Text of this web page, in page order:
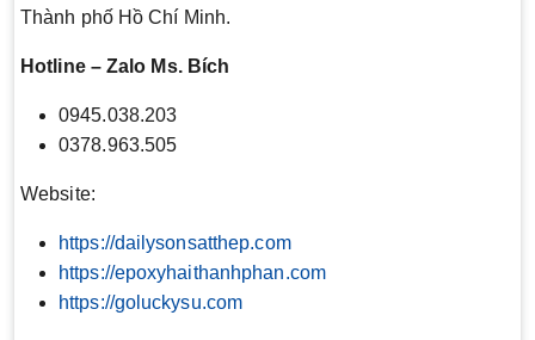
Thành phố Hồ Chí Minh.
Hotline – Zalo Ms. Bích
0945.038.203
0378.963.505
Website:
https://dailysonsatthep.com
https://epoxyhaithanhphan.com
https://goluckysu.com